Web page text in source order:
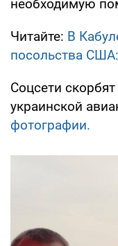
необходимую
Читайте: В
посольства
Соцсети
украинской
фотографии.